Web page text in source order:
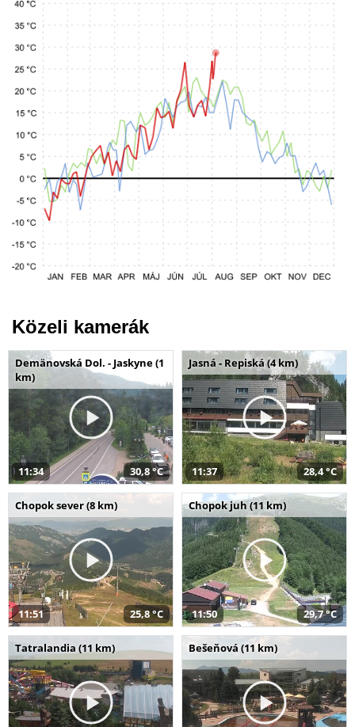
Közeli kamerák
Demänovská Dol. - Jaskyne (1
km)
11:34 30,8 °C
Jasná - Repiská (4 km)
11:37 28,4 °C
Chopok sever (8 km)
11:51 25,8 °C
Chopok juh (11 km)
11:50 29,7 °C
Tatralandia (11 km) Bešeňová (11 km)